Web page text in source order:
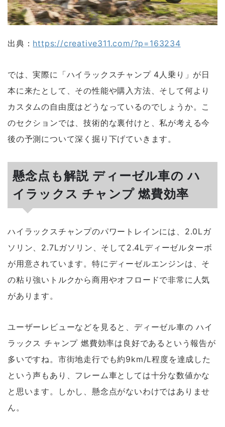
出典： https://creative311.com/?p=163234
では、実際に「ハイラックスチャンプ 4人乗り」が日
本に来たとして、その性能や購入方法、そして何より
カスタムの自由度はどうなっているのでしょうか。こ
のセクションでは、技術的な裏付けと、私が考える今
後の予測について深く掘り下げていきます。
懸念点も解説 ディーゼル車の ハ
イラックス チャンプ 燃費効率
ハイラックスチャンプのパワートレインには、2.0Lガ
ソリン、2.7Lガソリン、そして2.4Lディーゼルターボ
が用意されています。特にディーゼルエンジンは、そ
の粘り強いトルクから商用やオフロードで非常に人気
があります。
ユーザーレビューなどを見ると、ディーゼル車の ハイ
ラックス チャンプ 燃費効率は良好であるという報告が
多いですね。市街地走行でも約9km/L程度を達成した
という声もあり、フレーム車としては十分な数値かな
と思います。しかし、懸念点がないわけではありませ
ん。